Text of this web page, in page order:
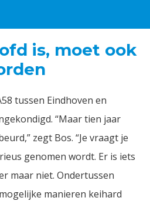
is, moet ook
tussen Eindhoven en
“Maar tien jaar
zegt Bos. “Je vraagt je
genomen wordt. Er is iets
maar niet. Ondertussen
manieren keihard